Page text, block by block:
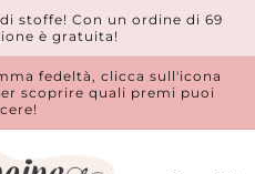
stoffe! Con un ordine di 69
è gratuita!
fedeltà, clicca sull'icona
scoprire quali premi puoi